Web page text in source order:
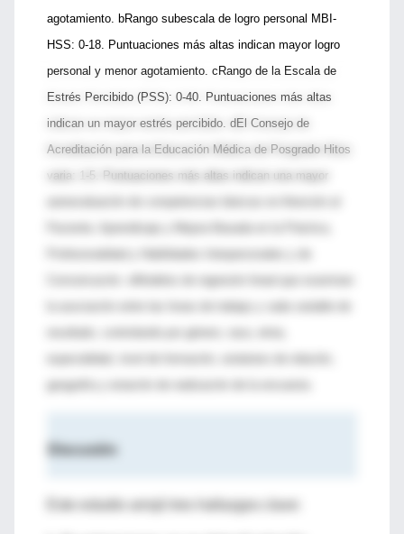
agotamiento. bRango subescala de logro personal MBI-
HSS: 0-18. Puntuaciones más altas indican mayor logro
personal y menor agotamiento. cRango de la Escala de
Estrés Percibido (PSS): 0-40. Puntuaciones más altas
indican un mayor estrés percibido. dEl Consejo de
Acreditación para la Educación Médica de Posgrado Hitos
varia: 1-5. Puntuaciones más altas indican una mayor
Discusión
Este estudio arrojó tres hallazgos clave: